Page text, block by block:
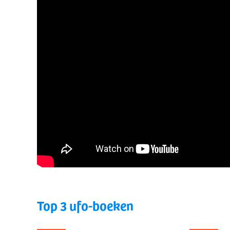
Top 3 ufo-boeken